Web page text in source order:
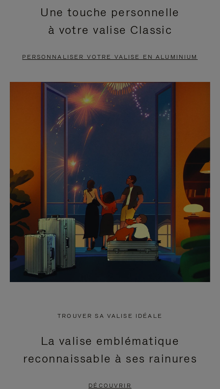
EN
PAUSE,
APPUYEZ
POUR
METTRE
PAUSE
VIDÉO
EST
DÉSACTIVÉ.
CLIQUER
POUR
RÉACTIVER
LE
SON
Une touche personnelle
à votre valise Classic
PERSONNALISER VOTRE VALISE EN ALUMINIUM
TROUVER SA VALISE IDÉALE
La valise emblématique
reconnaissable à ses rainures
DÉCOUVRIR